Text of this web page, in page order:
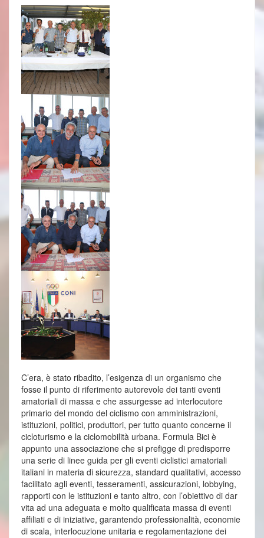
C’era, è stato ribadito, l’esigenza di un organismo che
fosse il punto di riferimento autorevole dei tanti eventi
amatoriali di massa e che assurgesse ad interlocutore
primario del mondo del ciclismo con amministrazioni,
istituzioni, politici, produttori, per tutto quanto concerne il
cicloturismo e la ciclomobilità urbana. Formula Bici è
appunto una associazione che si prefigge di predisporre
una serie di linee guida per gli eventi ciclistici amatoriali
italiani in materia di sicurezza, standard qualitativi, accesso
facilitato agli eventi, tesseramenti, assicurazioni, lobbying,
rapporti con le istituzioni e tanto altro, con l’obiettivo di dar
vita ad una adeguata e molto qualificata massa di eventi
affiliati e di iniziative, garantendo professionalità, economie
di scala, interlocuzione unitaria e regolamentazione dei